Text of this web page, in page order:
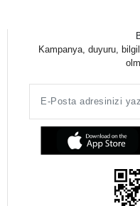
Kampanya, duyuru,